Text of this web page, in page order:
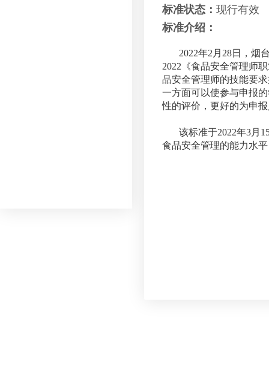
标准状态： 现行有效
标准介绍：
2022年2 月 28日，烟
2022 《食品安全管理师
品安全管理师的技能要
一方面可以使参与申报
性的评价，更好的为申
该标准于2022年3月
食品安全管理的能力水